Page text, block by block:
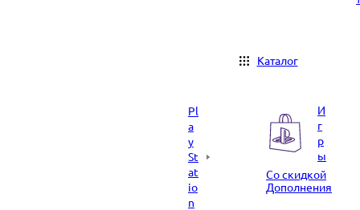
Каталог
Pl
a
y
St
at
io
n
И
г
р
ы
Со скидкой
Дополнения